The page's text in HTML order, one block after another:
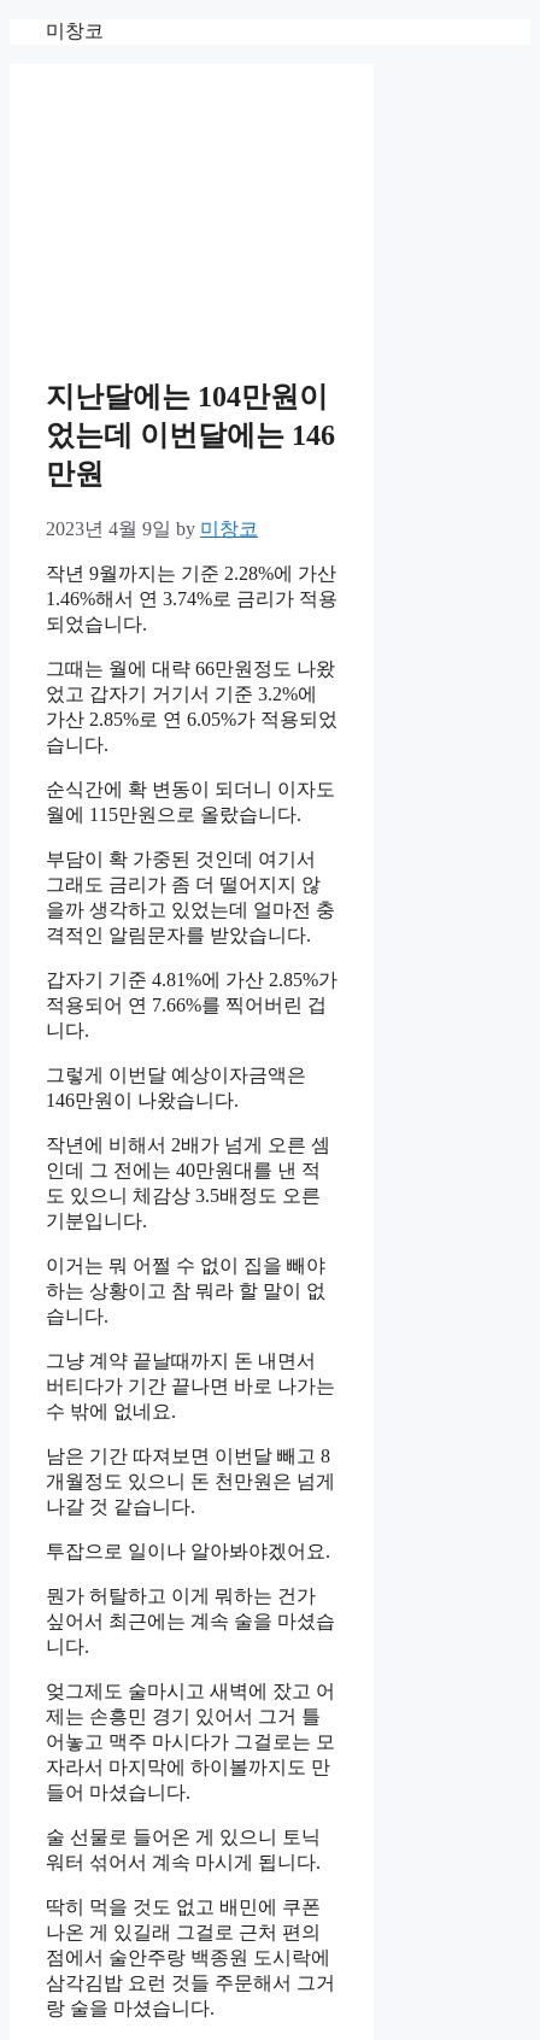
미창코
지난달에는 104만원이
었는데 이번달에는 146
만원
2023년 4월 9일 by 미창코
작년 9월까지는 기준 2.28%에 가산
1.46%해서 연 3.74%로 금리가 적용
되었습니다.
그때는 월에 대략 66만원정도 나왔
었고 갑자기 거기서 기준 3.2%에
가산 2.85%로 연 6.05%가 적용되었
습니다.
순식간에 확 변동이 되더니 이자도
월에 115만원으로 올랐습니다.
부담이 확 가중된 것인데 여기서
그래도 금리가 좀 더 떨어지지 않
을까 생각하고 있었는데 얼마전 충
격적인 알림문자를 받았습니다.
갑자기 기준 4.81%에 가산 2.85%가
적용되어 연 7.66%를 찍어버린 겁
니다.
그렇게 이번달 예상이자금액은
146만원이 나왔습니다.
작년에 비해서 2배가 넘게 오른 셈
인데 그 전에는 40만원대를 낸 적
도 있으니 체감상 3.5배정도 오른
기분입니다.
이거는 뭐 어쩔 수 없이 집을 빼야
하는 상황이고 참 뭐라 할 말이 없
습니다.
그냥 계약 끝날때까지 돈 내면서
버티다가 기간 끝나면 바로 나가는
수 밖에 없네요.
남은 기간 따져보면 이번달 빼고 8
개월정도 있으니 돈 천만원은 넘게
나갈 것 같습니다.
투잡으로 일이나 알아봐야겠어요.
뭔가 허탈하고 이게 뭐하는 건가
싶어서 최근에는 계속 술을 마셨습
니다.
엊그제도 술마시고 새벽에 잤고 어
제는 손흥민 경기 있어서 그거 틀
어놓고 맥주 마시다가 그걸로는 모
자라서 마지막에 하이볼까지도 만
들어 마셨습니다.
술 선물로 들어온 게 있으니 토닉
워터 섞어서 계속 마시게 됩니다.
딱히 먹을 것도 없고 배민에 쿠폰
나온 게 있길래 그걸로 근처 편의
점에서 술안주랑 백종원 도시락에
삼각김밥 요런 것들 주문해서 그거
랑 술을 마셨습니다.